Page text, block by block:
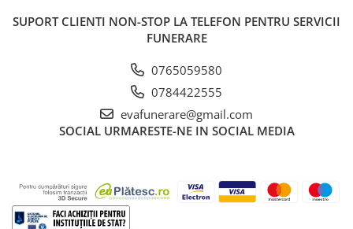
SUPORT CLIENTI NON-STOP LA TELEFON PENTRU SERVICII
FUNERARE
0765059580
0784422555
evafunerare@gmail.com
SOCIAL URMARESTE-NE IN SOCIAL MEDIA